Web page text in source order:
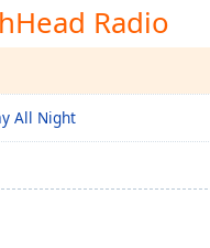
Radio
All Night